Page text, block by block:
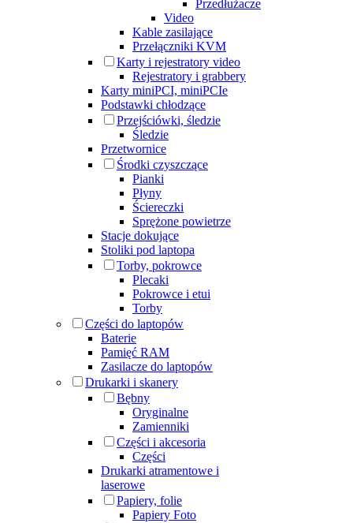
Przedłużacze
Video
Kable zasilające
Przełączniki KVM
Karty i rejestratory video
Rejestratory i grabbery
Karty miniPCI, miniPCIe
Podstawki chłodzące
Przejściówki, śledzie
Śledzie
Przetwornice
Środki czyszczące
Pianki
Płyny
Ściereczki
Sprężone powietrze
Stacje dokujące
Stoliki pod laptopa
Torby, pokrowce
Plecaki
Pokrowce i etui
Torby
Części do laptopów
Baterie
Pamięć RAM
Zasilacze do laptopów
Drukarki i skanery
Bębny
Oryginalne
Zamienniki
Części i akcesoria
Części
Drukarki atramentowe i
laserowe
Papiery, folie
Papiery Foto